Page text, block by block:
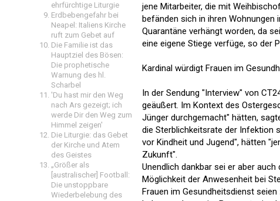
ehrfürchtige Liturgie
Erdbebengefahr bei
Neapel: Italiens Kirche
ruft zum Gebet auf
Die Familie ist das
Hauptziel des Bösen:
Die prophetische
Warnung des hl.
Scharbel
'Du hast mir den Weg
nach Ars gezeigt; ich
werde Dir den Weg zum
Himmel zeigen'
Die Liturgie: das Gebet
der Kirche und Atem
des Geistes
„Größer als
[australischer] Football:
Die unstoppbare
Wiederbelebung des
jene Mitarbeiter, die mit
befänden sich in ihren Wohnungen
Quarantäne verhängt worden, da
eine eigene Stiege verfüge, so der
Kardinal würdigt Frauen im
In der Sendung "Interview" von
geäußert. Im Kontext des
Jünger durchgemacht" hätten,
die Sterblichkeitsrate der Infektion
vor Kindheit und Jugend", hätten
Zukunft".
Unendlich dankbar sei er aber
Möglichkeit der Anwesenheit bei
Frauen im Gesundheitsdienst